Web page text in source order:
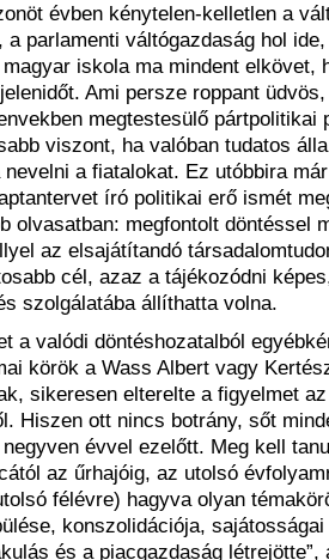
évben kénytelen-kelletlen a
parlamenti váltógazdaság hol
iskola ma mindent elkövet,
Ami persze roppant
megtestesülő pártpolitikai
viszont, ha valóban tudatos
a fiatalokat. Ez utóbbira
író politikai erő ismét
olvasatban: megfontolt döntéssel
az elsajátítandó
cél, azaz a tájékozódni
szolgálatába állíthatta volna.
a valódi döntéshozatalból
körök a Wass Albert vagy
sikeresen elterelte a figyelmet
Hiszen ott nincs botrány, sőt
évvel ezelőtt. Meg kell
az űrhajóig, az utolsó
félévre) hagyva olyan
konszolidációja, sajátosságai
és a piacgazdaság létrejötte”,